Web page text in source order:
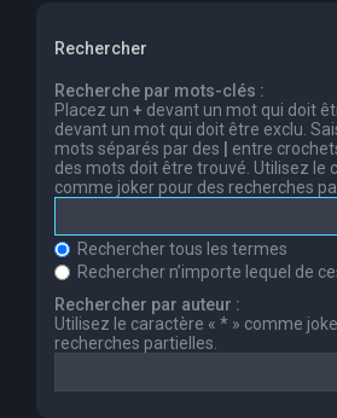
Rechercher
Recherche par mots-clés :
Placez un + devant un mot qui doit
devant un mot qui doit être exclu.
mots séparés par des | entre
des mots doit être trouvé. Utilisez le
comme joker pour des recherches
Rechercher tous les termes
Rechercher n’importe lequel de
Rechercher par auteur :
Utilisez le caractère « * » comme
recherches partielles.